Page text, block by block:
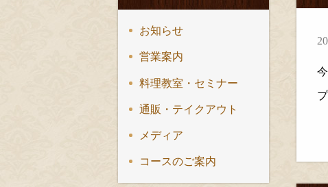
お知らせ
営業案内
料理教室・セミナー
通販・テイクアウト
メディア
コースのご案内